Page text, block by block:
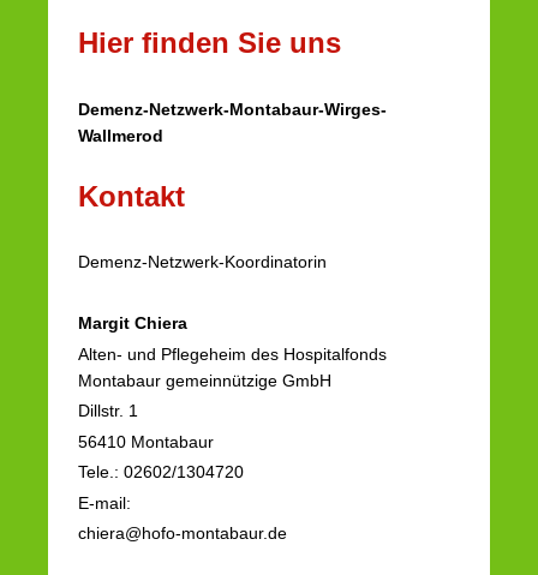
Hier finden Sie uns
Demenz-Netzwerk-Montabaur-Wirges-
Wallmerod
Kontakt
Demenz-Netzwerk-Koordinatorin
Margit Chiera
Alten- und Pflegeheim des Hospitalfonds
Montabaur gemeinnützige GmbH
Dillstr. 1
56410 Montabaur
Tele.: 02602/1304720
E-mail:
chiera@hofo-montabaur.de